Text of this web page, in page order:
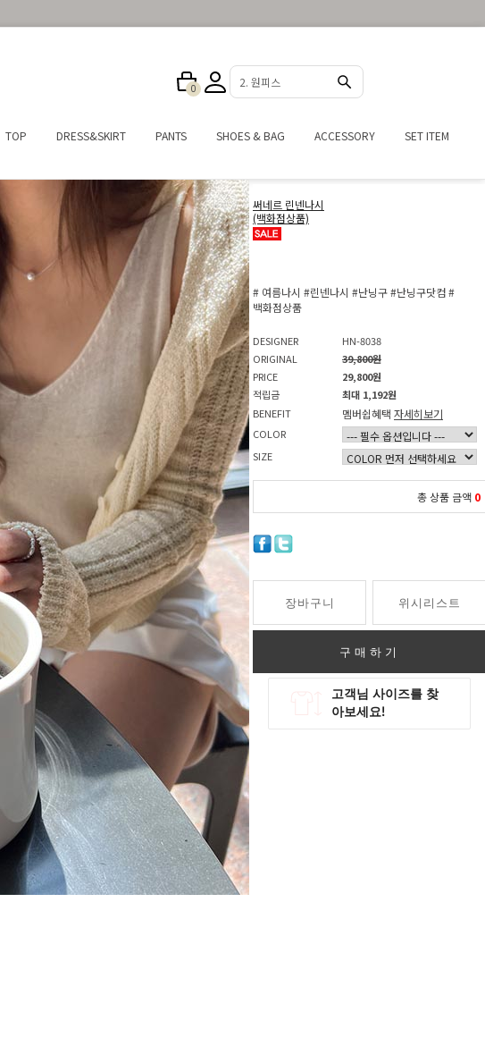
0 3. 반바지
TOP DRESS&SKIRT PANTS SHOES & BAG ACCESSORY
SET ITEM
써네르 린넨나시
(백화점상품)
# 여름나시 #린넨나시 #난닝구#난닝구닷컴#
백화점상품
DESIGNER
HN-8038
ORIGINAL
39,800원
PRICE
29,800원
적립금
최대 1,192원
BENEFIT
멤버쉽혜택 자세히보기
COLOR
SIZE
총 상품 금액 0
장바구니 위시리스트
구매하기